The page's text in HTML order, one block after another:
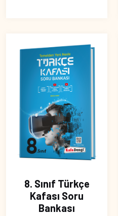
8. Sınıf Türkçe
Kafası Soru
Bankası